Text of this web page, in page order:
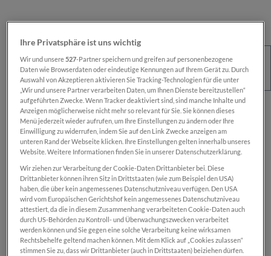
Regulärer Preis:
€ 100,00
Preise inkl. MwSt. zzgl. Versandkosten
Sofort verfügbar, Lieferzeit: 1-2 Wochen
Das Produkt is nur für registrierteSN-Card-
Inhaber:innen verfügbar.
Zum Merkzettel hinzufügen
Ihre Privatsphäre ist uns wichtig
Wir und unsere527-Partner speichern und greifen auf personenbezogene
Daten wie Browserdaten oder eindeutige Kennungen auf Ihrem Gerät zu. Durch
Auswahl von Akzeptieren aktivieren Sie Tracking-Technologien für die unter
„Wir und unsere Partner verarbeiten Daten, um Ihnen Dienste bereitzustellen“
aufgeführten Zwecke. Wenn Tracker deaktiviert sind, sind manche Inhalte und
Anzeigen möglicherweise nicht mehr so relevant für Sie. Sie können dieses
Menü jederzeit wieder aufrufen, um Ihre Einstellungen zu ändern oder Ihre
Einwilligung zu widerrufen, indem Sie auf den Link Zwecke anzeigen am
unteren Rand der Webseite klicken. Ihre Einstellungen gelten innerhalb unseres
Website. Weitere Informationen finden Sie in unserer Datenschutzerklärung.
Wir ziehen zur Verarbeitung der Cookie-Daten Drittanbieter bei. Diese
Drittanbieter können ihren Sitz in Drittstaaten (wie zum Beispiel den USA)
haben, die über kein angemessenes Datenschutzniveau verfügen. Den USA
wird vom Europäischen Gerichtshof kein angemessenes Datenschutzniveau
attestiert, da die in diesem Zusammenhang verarbeiteten Cookie-Daten auch
durch US-Behörden zu Kontroll- und Überwachungszwecken verarbeitet
werden können und Sie gegen eine solche Verarbeitung keine wirksamen
Rechtsbehelfe geltend machen können. Mit dem Klick auf „Cookies zulassen“
stimmen Sie zu, dass wir Drittanbieter (auch in Drittstaaten) beiziehen dürfen.